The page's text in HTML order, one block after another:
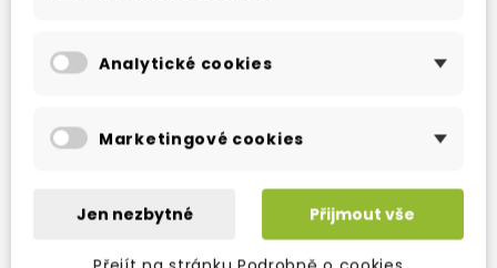
INTERMEDIATE
STUDENT'S BOOK S
ONLINE...
INTERMEDIATE
WORKBOOK WITH
skladem (ihned
expedujeme)
452 Kč -15% 384 Kč
Analytické cookies
Marketingové cookies
Jen nezbytné Přijmout vše